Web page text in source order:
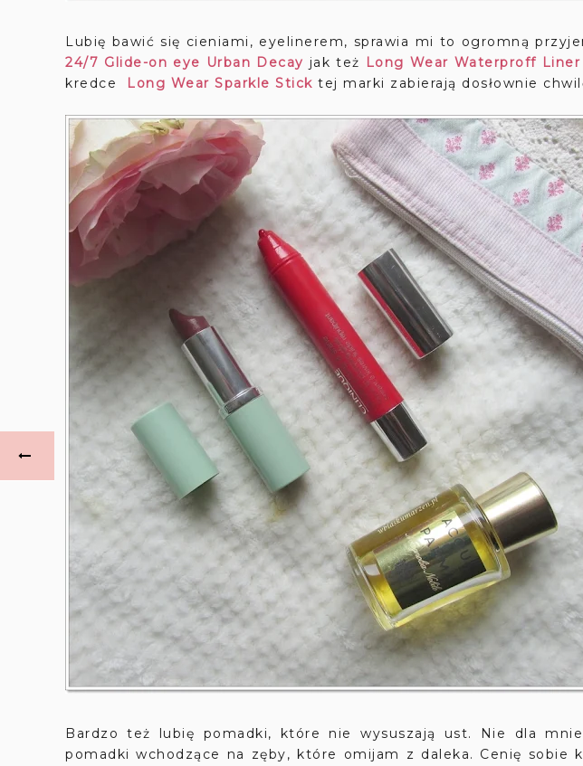
Lubię bawić się cieniami, eyelinerem, sprawia mi to ogromną
24/7 Glide-on eye Urban Decay jak też Long Wear Waterproff
kredce
Long Wear Sparkle Stick tej marki zabierają dosłownie
Bardzo też lubię pomadki, które nie wysuszają ust. Nie dla
pomadki wchodzące na zęby, które omijam z daleka. Cenię sobie